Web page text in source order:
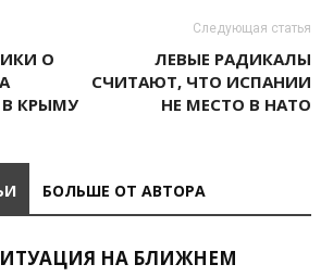
О
КРЫМУ
Следующая статья
ЛЕВЫЕ РАДИКАЛЫ
СЧИТАЮТ, ЧТО ИСПАНИИ
НЕ МЕСТО В НАТО
БОЛЬШЕ ОТ АВТОРА
НА БЛИЖНЕМ